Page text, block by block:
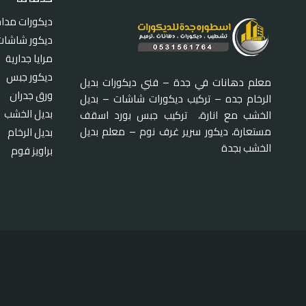
معلم دهانات في جدة – فني ديكورات بديل
الرخام جده – تركيب ديكورات شاشات – بديل
الخشب مع انارة، تركيب جبس بورد اسقف
مستعارة، ديكور سرير غرف نوم – معلم بديل
الخشب بجدة
ديكورات
ديكور
مرايا جدارية
ديكور جبس
ورق جدران
بديل الخشب
بديل الرخام
براويز فوم